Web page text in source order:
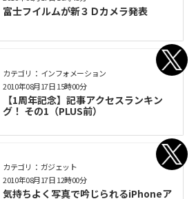
富士フイルムが新３Ｄカメラ発表
カテゴリ： インフォメーション
【1周年記念】記事アクセスランキン
グ！ その1（PLUS前）
2010年08月17日 15時00分
カテゴリ： ガジェット
気持ちよく写真で吟じられるiPhoneア
2010年08月17日 12時00分